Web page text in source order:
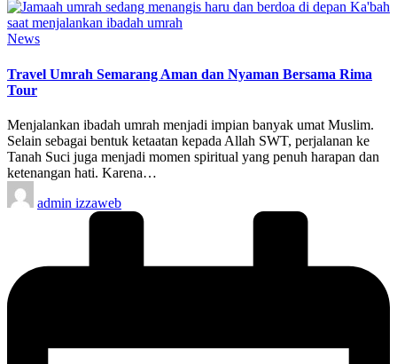
Posted
News
Travel Umrah Semarang Aman dan Nyaman Bersama Rima
Tour
Menjalankan ibadah umrah menjadi impian banyak umat Muslim.
Selain sebagai bentuk ketaatan kepada Allah SWT, perjalanan ke
Tanah Suci juga menjadi momen spiritual yang penuh harapan dan
ketenangan hati. Karena…
Posted
by
admin izzaweb